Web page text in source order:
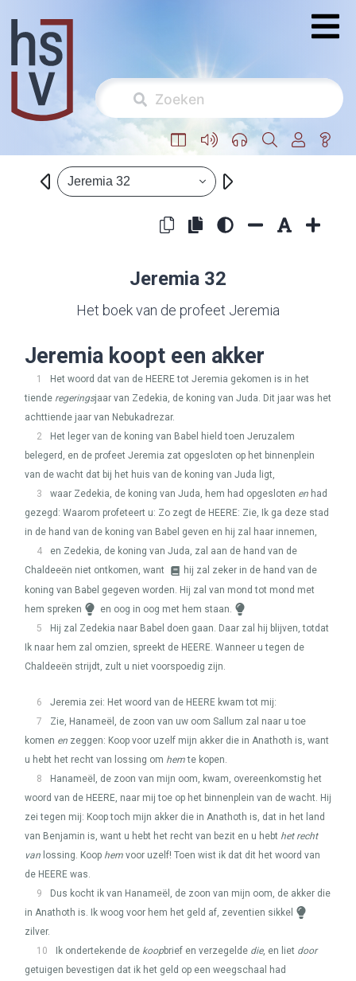
Jeremia 32
Jeremia 32
Het boek van de profeet Jeremia
Jeremia koopt een akker
1 Het woord dat van de HEEREtot Jeremia gekomen is in het
tiende regeringsjaar van Zedekia, de koning van Juda. Dit jaar was het
achttiende jaar van Nebukadrezar.
2
Het leger van de koning van Babel hield toen Jeruzalem
belegerd, en de profeet Jeremia zat opgesloten op het binnenplein
van de wacht dat bij het huis van de koning van Juda ligt,
3
waar Zedekia, de koning van Juda, hem had opgesloten en had
gezegd: Waarom profeteert u: Zo zegt de HEERE: Zie, Ik ga deze stad
in de hand van de koning van Babel geven en hij zal haar innemen,
4
en Zedekia, de koning van Juda, zal aan de hand van de
Chaldeeën niet ontkomen, want
hij zal zeker in de hand van de
koning van Babel gegeven worden. Hij zal van mond tot mond met
hem spreken
en oog in oog met hem staan.
5
Hij zal Zedekia naar Babel doen gaan. Daar zal hij blijven, totdat
Ik naar hem zal omzien, spreekt de HEERE. Wanneer u tegen de
Chaldeeën strijdt, zult u niet voorspoedig zijn.
6 Jeremia zei: Het woord van de HEERE kwam tot mij:
7
Zie, Hanameël, de zoon van uw oom Sallum zal naar u toe
komen en zeggen: Koop voor uzelf mijn akker die in Anathoth is, want
u hebt het recht van lossing om hemte kopen.
8
Hanameël, de zoon van mijn oom, kwam, overeenkomstig het
woord van de HEERE, naar mij toe op het binnenplein van de wacht. Hij
zei tegen mij: Koop toch mijn akker die in Anathoth is, dat in het land
van Benjamin is, want u hebt het recht van bezit en u hebt het recht
van lossing. Koop hem voor uzelf! Toen wist ik dat dit het woord van
de HEERE was.
9
Dus kocht ik van Hanameël, de zoon van mijn oom, de akker die
in Anathoth is. Ik woog voor hem het geld af, zeventien sikkel
zilver.
10
Ik ondertekende de koopbrief en verzegelde die, en liet door
getuigen bevestigen dat ik het geld op een weegschaal had